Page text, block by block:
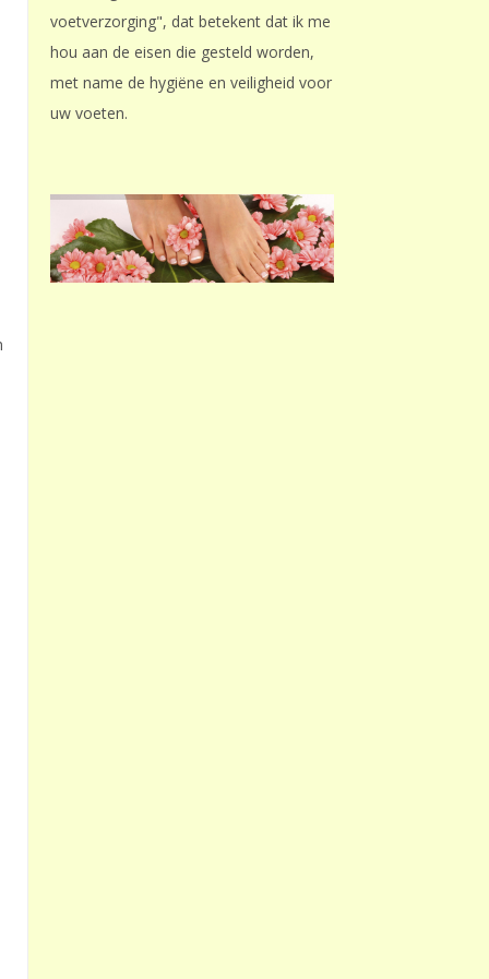
voetverzorging", dat betekent dat ik me
hou aan de eisen die gesteld worden,
met name de hygiëne en veiligheid voor
uw voeten.